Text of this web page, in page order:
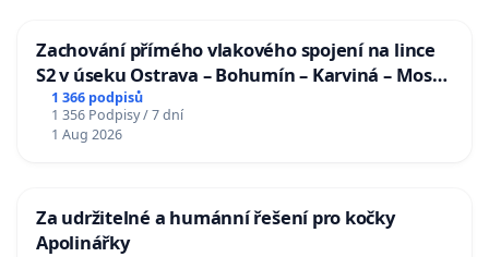
Zachování přímého vlakového spojení na lince
S2 v úseku Ostrava – Bohumín – Karviná – Mosty
u Jablunkova
1 366 podpisů
1 356 Podpisy / 7 dní
1 Aug 2026
Za udržitelné a humánní řešení pro kočky
Apolinářky